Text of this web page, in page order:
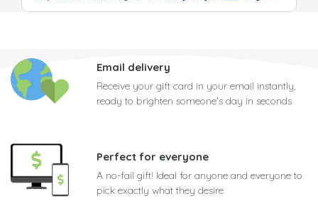
Email delivery
Receive your gift card in your email instantly,
ready to brighten someone's day in seconds
Perfect for everyone
A no-fail gift! Ideal for anyone and everyone to
pick exactly what they desire